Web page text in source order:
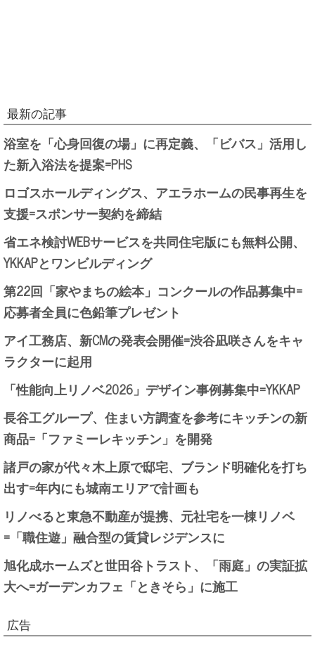
最新の記事
浴室を「心身回復の場」に再定義、「ビバス」活用し
た新入浴法を提案=PHS
ロゴスホールディングス、アエラホームの民事再生を
支援=スポンサー契約を締結
省エネ検討WEBサービスを共同住宅版にも無料公開、
YKKAPとワンビルディング
第22回「家やまちの絵本」コンクールの作品募集中=
応募者全員に色鉛筆プレゼント
アイ工務店、新CMの発表会開催=渋谷凪咲さんをキャ
ラクターに起用
「性能向上リノベ2026」デザイン事例募集中=YKKAP
長谷工グループ、住まい方調査を参考にキッチンの新
商品=「ファミーレキッチン」を開発
諸戸の家が代々木上原で邸宅、ブランド明確化を打ち
出す=年内にも城南エリアで計画も
リノべると東急不動産が提携、元社宅を一棟リノベ
=「職住遊」融合型の賃貸レジデンスに
旭化成ホームズと世田谷トラスト、「雨庭」の実証拡
大へ=ガーデンカフェ「ときそら」に施工
広告